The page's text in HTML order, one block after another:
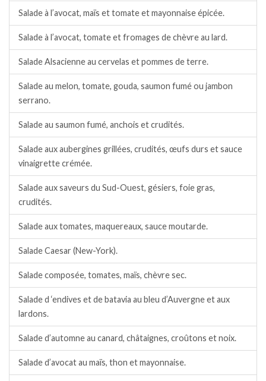
Salade à l’avocat, maïs et tomate et mayonnaise épicée.
Salade à l’avocat, tomate et fromages de chèvre au lard.
Salade Alsacienne au cervelas et pommes de terre.
Salade au melon, tomate, gouda, saumon fumé ou jambon
serrano.
Salade au saumon fumé, anchois et crudités.
Salade aux aubergines grillées, crudités, œufs durs et sauce
vinaigrette crémée.
Salade aux saveurs du Sud-Ouest, gésiers, foie gras,
crudités.
Salade aux tomates, maquereaux, sauce moutarde.
Salade Caesar (New-York).
Salade composée, tomates, maïs, chèvre sec.
Salade d ‘endives et de batavia au bleu d’Auvergne et aux
lardons.
Salade d’automne au canard, châtaignes, croûtons et noix.
Salade d’avocat au maïs, thon et mayonnaise.